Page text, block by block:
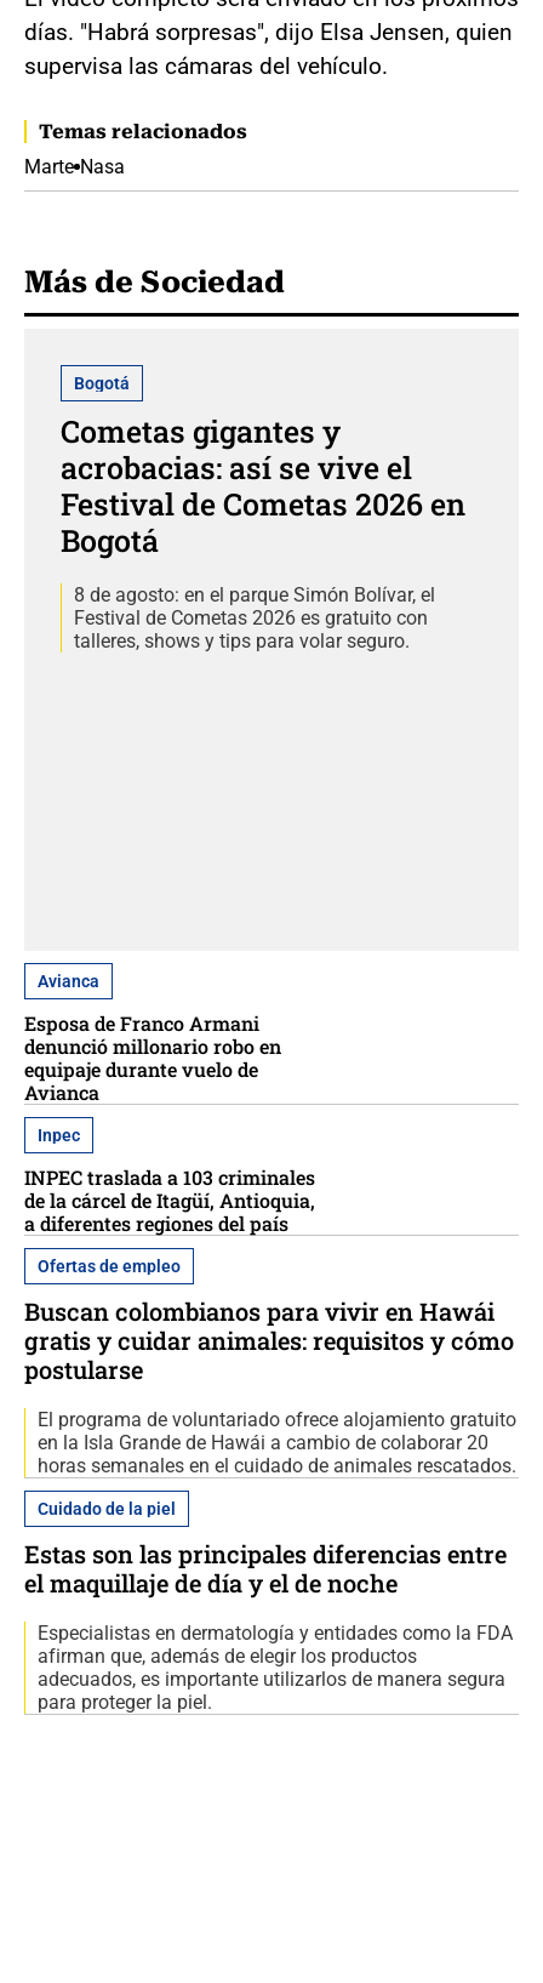
días. "Habrá sorpresas", dijo Elsa Jensen, quien
supervisa las cámaras del vehículo.
Temas relacionados
Marte Nasa
Más de Sociedad
Bogotá
Cometas gigantes y
acrobacias: así se vive el
Festival de Cometas 2026 en
Bogotá
8 de agosto: en el parque Simón Bolívar, el
Festival de Cometas 2026 es gratuito con
talleres, shows y tips para volar seguro.
Avianca
Esposa de Franco Armani
denunció millonario robo en
equipaje durante vuelo de
Avianca
Inpec
INPEC traslada a 103 criminales
de la cárcel de Itagüí, Antioquia,
a diferentes regiones del país
Ofertas de empleo
Buscan colombianos para vivir en Hawái
gratis y cuidar animales: requisitos y cómo
postularse
El programa de voluntariado ofrece alojamiento gratuito
en la Isla Grande de Hawái a cambio de colaborar 20
horas semanales en el cuidado de animales rescatados.
Cuidado de la piel
Estas son las principales diferencias entre
el maquillaje de día y el de noche
Especialistas en dermatología y entidades como la FDA
afirman que, además de elegir los productos
adecuados, es importante utilizarlos de manera segura
para proteger la piel.